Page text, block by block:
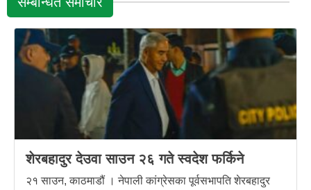
शेरबहादुर देउवा साउन २६ गते स्वदेश फर्किने
२१ साउन, काठमाडौं । नेपाली कांग्रेसका पूर्वसभापति शेरबहादुर